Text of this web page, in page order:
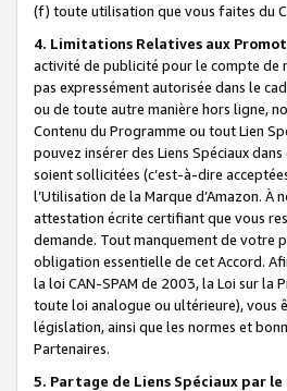
(f) toute utilisation que vous faites du
4. Limitations Relatives aux
activité de publicité pour le compte de
pas expressément autorisée dans le
ou de toute autre manière hors ligne,
Contenu du Programme ou tout Lien
pouvez insérer des Liens Spéciaux
soient sollicitées (c’est-à-dire
l’Utilisation de la Marque d’Amazon.
attestation écrite certifiant que vous
demande. Tout manquement de votre
obligation essentielle de cet Accord.
la loi CAN-SPAM de 2003, la Loi sur la
toute loi analogue ou ultérieure), vous
législation, ainsi que les normes et
Partenaires.
5. Partage de Liens Spéciaux par